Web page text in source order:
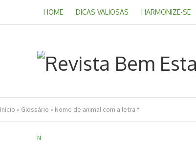
HOME DICAS VALIOSAS HARMONIZE-SE
Início » Glossário » Nome de animal com a letra f
N